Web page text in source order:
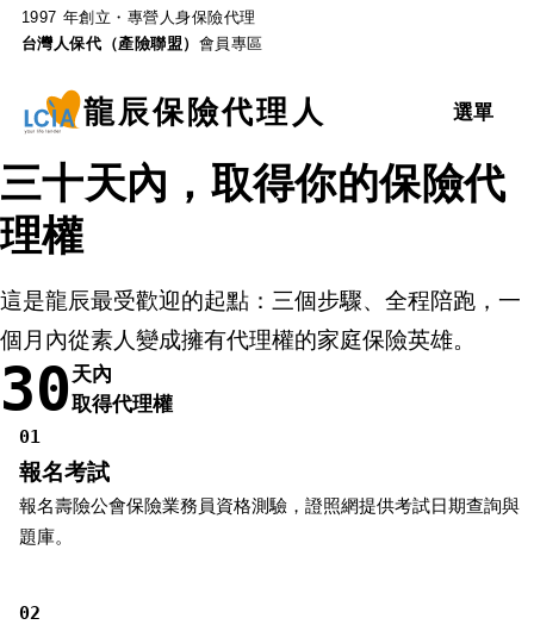
1997 年創立・專營人身保險代理
台灣人保代（產險聯盟） 會員專區
龍辰保險代理人 選單
三十天內，取得你的保險代
理權
這是龍辰最受歡迎的起點：三個步驟、全程陪跑，一
個月內從素人變成擁有代理權的家庭保險英雄。
30 天內
取得代理權
01
報名考試
報名壽險公會保險業務員資格測驗，證照網提供考試日期查詢與
題庫。
02